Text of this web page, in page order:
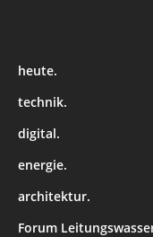
heute.
technik.
digital.
energie.
architektur.
Forum